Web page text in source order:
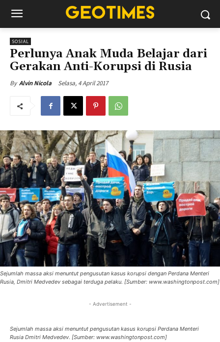
SOSIAL
Perlunya Anak Muda Belajar dari
Gerakan Anti-Korupsi di Rusia
By Alvin Nicola Selasa, 4 April 2017
Sejumlah massa aksi menuntut pengusutan kasus korupsi dengan Perdana Menteri
Rusia, Dmitri Medvedev sebagai terduga pelaku. [Sumber: www.washingtonpost.com]
- Advertisement -
Sejumlah massa aksi menuntut pengusutan kasus korupsi Perdana Menteri
Rusia Dmitri Medvedev. [Sumber: www.washingtonpost.com]